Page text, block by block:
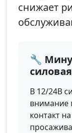
снижает
🔧
силовая
В 12/24В
внимание
контакт